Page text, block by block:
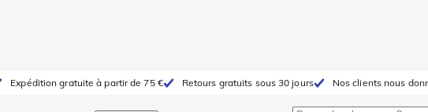
Expédition gratuite à partir de 75 € Retours gratuits sous 30 jours Nos clients nous